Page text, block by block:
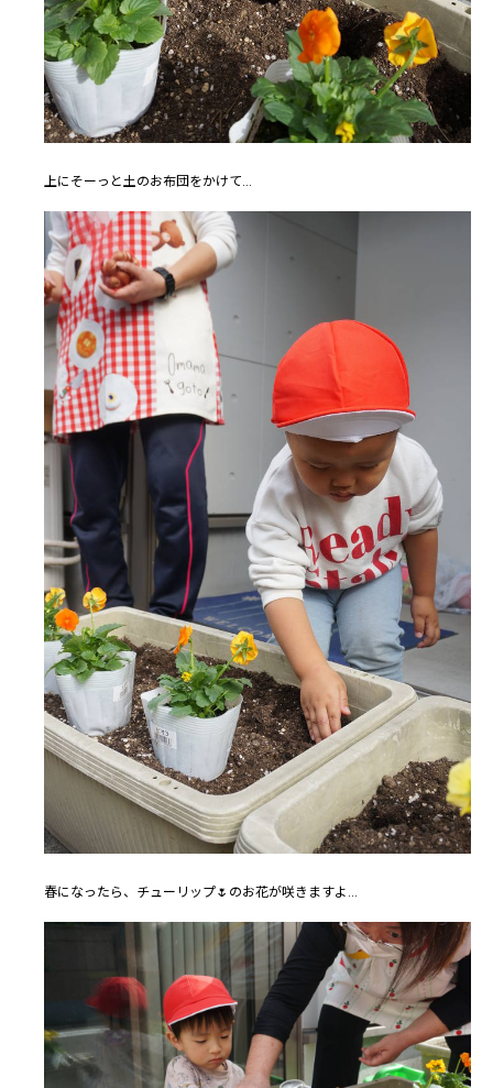
上にそーっと土のお布団をかけて…
春になったら、チューリップ🌷のお花が咲きますよ…